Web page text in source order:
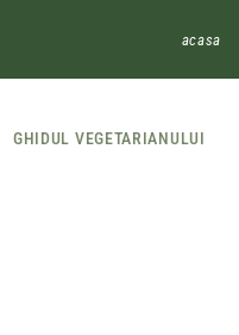
acasa
GHIDUL VEGETARIANULUI